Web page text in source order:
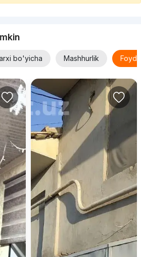
bo'yicha Mashhurlik